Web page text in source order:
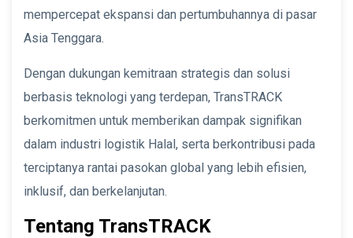
mempercepat ekspansi dan pertumbuhannya di pasar
Asia Tenggara.
Dengan dukungan kemitraan strategis dan solusi
berbasis teknologi yang terdepan, TransTRACK
berkomitmen untuk memberikan dampak signifikan
dalam industri logistik Halal, serta berkontribusi pada
terciptanya rantai pasokan global yang lebih efisien,
inklusif, dan berkelanjutan.
Tentang TransTRACK